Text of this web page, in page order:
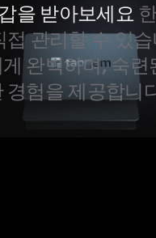
을 받아보세요
접 관리할 수 있
완벽하며, 숙련
경험을 제공합니